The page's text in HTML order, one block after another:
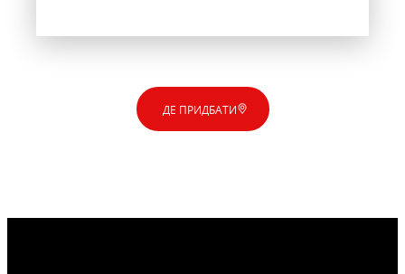
ДЕ ПРИДБАТИ